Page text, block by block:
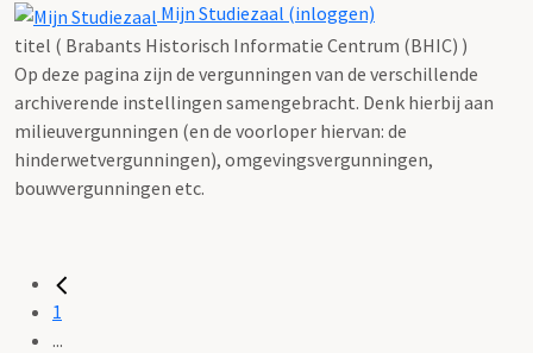
Mijn Studiezaal (inloggen)
titel ( Brabants Historisch Informatie Centrum (BHIC) )
Op deze pagina zijn de vergunningen van de verschillende
archiverende instellingen samengebracht. Denk hierbij aan
milieuvergunningen (en de voorloper hiervan: de
hinderwetvergunningen), omgevingsvergunningen,
bouwvergunningen etc.
1
...